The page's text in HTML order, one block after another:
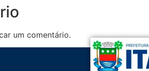
um comentário.